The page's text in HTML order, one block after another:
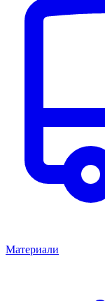
Материали